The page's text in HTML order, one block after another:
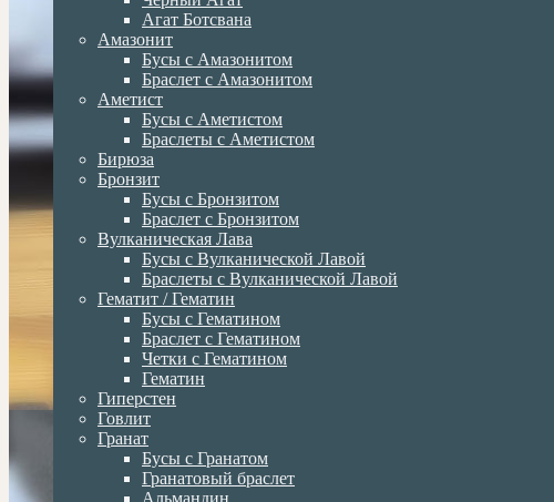
Агат Ботсвана
Амазонит
Бусы с Амазонитом
Браслет с Амазонитом
Аметист
Бусы с Аметистом
Браслеты с Аметистом
Бирюза
Бронзит
Бусы с Бронзитом
Браслет с Бронзитом
Вулканическая Лава
Бусы с Вулканической Лавой
Браслеты с Вулканической Лавой
Гематит / Гематин
Бусы с Гематином
Браслет с Гематином
Четки с Гематином
Гематин
Гиперстен
Говлит
Гранат
Бусы с Гранатом
Гранатовый браслет
Альмандин